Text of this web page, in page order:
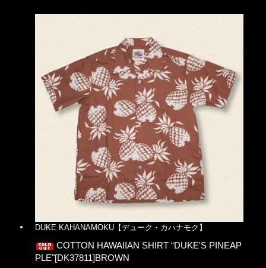
DUKE KAHANAMOKU【デューク・カハナモク】
COTTON HAWAIIAN SHIRT “DUKE'S PINEAP
PLE"[DK37811]BROWN